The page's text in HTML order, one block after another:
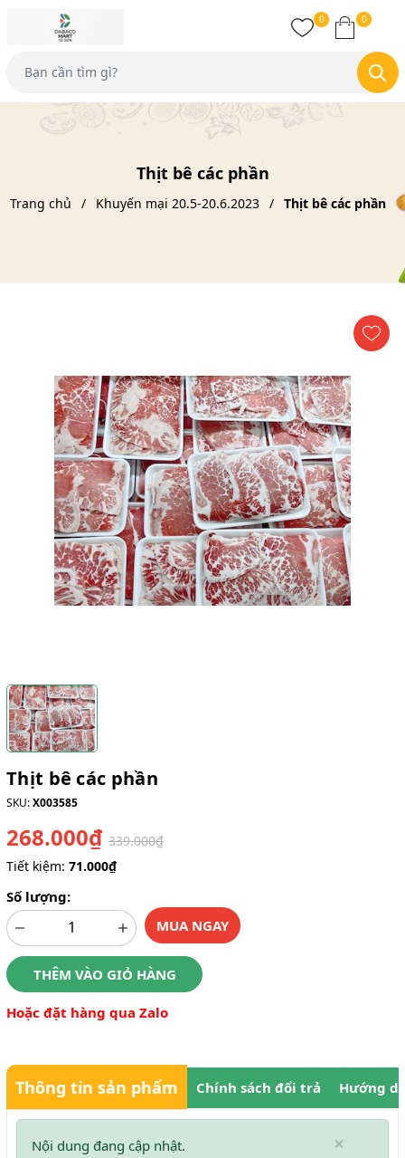
0 0
Thịt bê các phần
Trang chủ Khuyến mại 20.5-20.6.2023 Thịt bê các phần
Thịt bê các phần
SKU:X003585
268.000₫ 339.000₫
Tiết kiệm: 71.000₫
Số lượng:
MUA NGAY
THÊM VÀO GIỎ HÀNG
Hoặc đặt hàng qua Zalo
Thông tin sản phẩm Chính sách đổi trả Hướng
×
Nội dung đang cập nhật.